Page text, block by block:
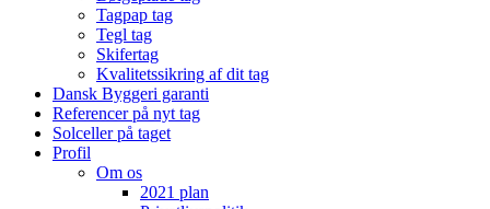
Tagpap tag
Tegl tag
Skifertag
Kvalitetssikring af dit tag
Dansk Byggeri garanti
Referencer på nyt tag
Solceller på taget
Profil
Om os
2021 plan